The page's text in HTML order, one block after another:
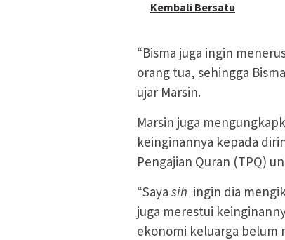
Kembali Bersatu
“Bisma juga ingin
orang tua, sehingga
ujar Marsin.
Marsin juga
keinginannya kepada
Pengajian Quran (TPQ)
“Saya sih ingin dia
juga merestui
ekonomi keluarga belum